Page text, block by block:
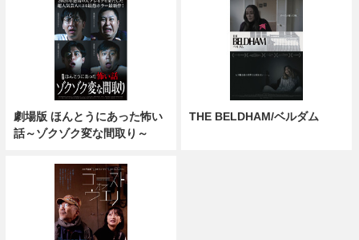
劇場版 ほんとうにあった怖い
話～ゾクゾク変な間取り～
THE BELDHAM/ベルダム